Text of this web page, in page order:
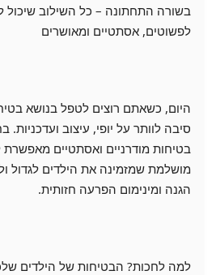
בשורה התחתונה – כל השילוב
לפשוטים, אסתטיים ומאושרים
היום, כשאתם רוצים לטפל בנושא
סיבה לוותר על יופי, עיצוב ועדכניות.
בטיחות מודרניים ואסתטיים מאפשרת
מושלמת שמזמינה את הילדים לגדול
הגנה ומינימום הפרעה חזותית.
למה לחכות? הבטיחות של הילדים